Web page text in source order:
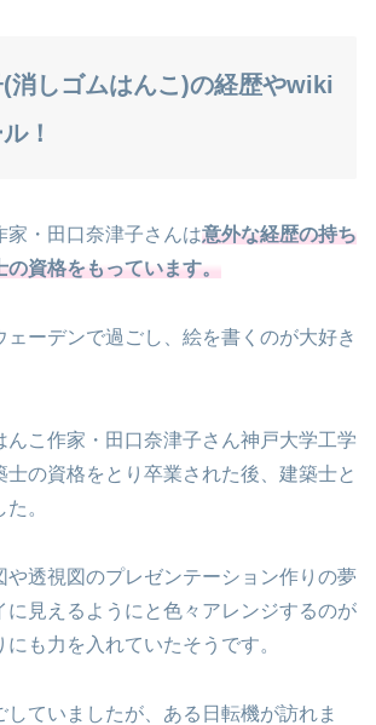
(消しゴムはんこ)の経歴やwiki
！
家・田口奈津子さんは意外な経歴の持ち
の資格をもっています。
ェーデンで過ごし、絵を書くのが大好き
んこ作家・田口奈津子さん神戸大学工学
士の資格をとり卒業された後、建築士と
。
や透視図のプレゼンテーション作りの夢
に見えるようにと色々アレンジするのが
も力を入れていたそうです。
していましたが、ある日転機が訪れま